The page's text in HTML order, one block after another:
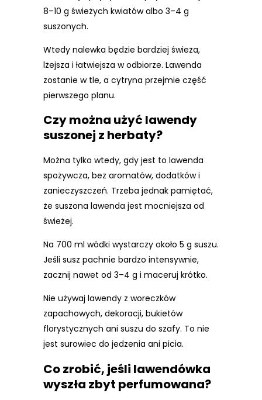
8–10 g świeżych kwiatów albo 3–4 g
suszonych.
Wtedy nalewka będzie bardziej świeża,
lżejsza i łatwiejsza w odbiorze. Lawenda
zostanie w tle, a cytryna przejmie część
pierwszego planu.
Czy można użyć lawendy
suszonej z herbaty?
Można tylko wtedy, gdy jest to lawenda
spożywcza, bez aromatów, dodatków i
zanieczyszczeń. Trzeba jednak pamiętać,
że suszona lawenda jest mocniejsza od
świeżej.
Na 700 ml wódki wystarczy około 5 g suszu.
Jeśli susz pachnie bardzo intensywnie,
zacznij nawet od 3–4 g i maceruj krótko.
Nie używaj lawendy z woreczków
zapachowych, dekoracji, bukietów
florystycznych ani suszu do szafy. To nie
jest surowiec do jedzenia ani picia.
Co zrobić, jeśli lawendówka
wyszła zbyt perfumowana?